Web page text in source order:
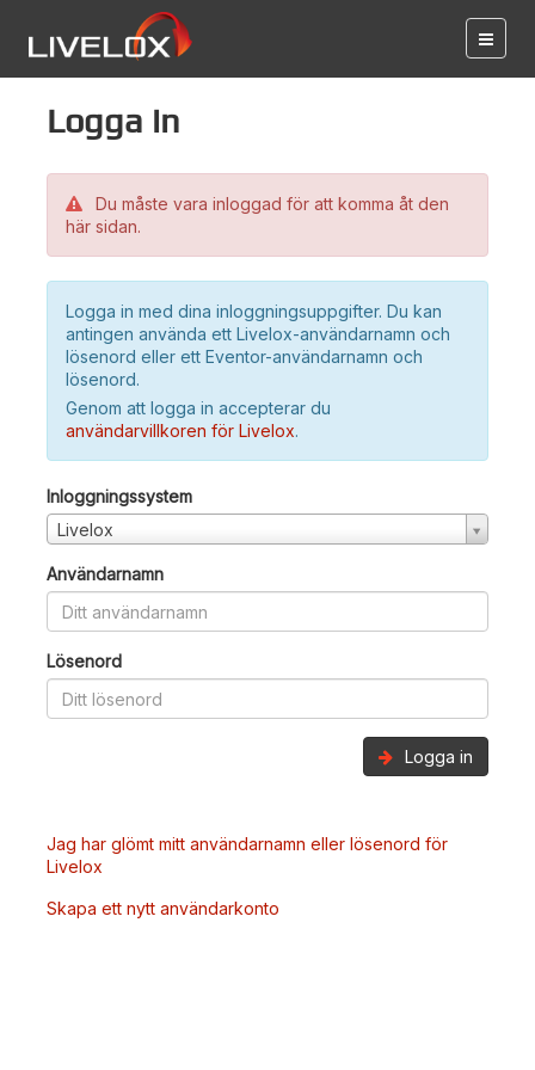
Logga in
Du måste vara inloggad för att komma åt den
här sidan.
Logga in med dina inloggningsuppgifter. Du kan
antingen använda ett Livelox-användarnamn och
lösenord eller ett Eventor-användarnamn och
lösenord.
Genom att logga in accepterar du
användarvillkoren för Livelox.
Inloggningssystem
Livelox
Användarnamn
Lösenord
Logga in
Jag har glömt mitt användarnamn eller lösenord för
Livelox
Skapa ett nytt användarkonto